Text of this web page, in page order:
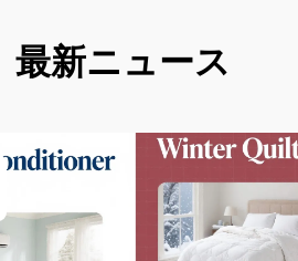
最新ニュース